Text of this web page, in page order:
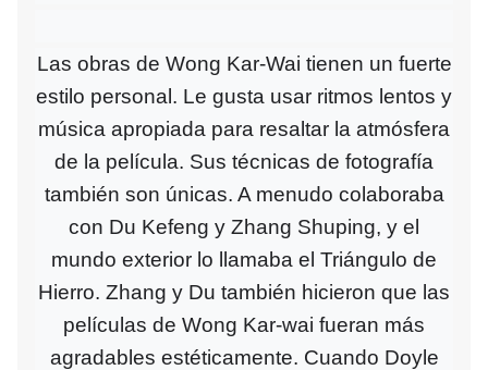
Las obras de Wong Kar-Wai tienen un fuerte
estilo personal. Le gusta usar ritmos lentos y
música apropiada para resaltar la atmósfera
de la película. Sus técnicas de fotografía
también son únicas. A menudo colaboraba
con Du Kefeng y Zhang Shuping, y el
mundo exterior lo llamaba el Triángulo de
Hierro. Zhang y Du también hicieron que las
películas de Wong Kar-wai fueran más
agradables estéticamente. Cuando Doyle